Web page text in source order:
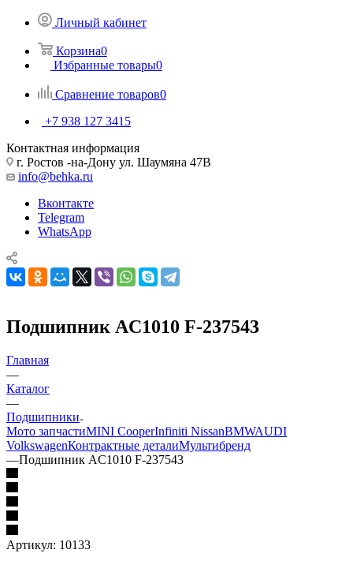
Личный кабинет
Корзина0
Избранные товары0
Сравнение товаров0
+7 938 127 3415
Контактная информация
г. Ростов -на-Дону ул. Шаумяна 47В
info@behka.ru
Вконтакте
Telegram
WhatsApp
Подшипник AC1010 F-237543
Главная
—
Каталог
—
Подшипники
Мото запчастиMINI CooperInfiniti NissanBMWAUDI
VolkswagenКонтрактные деталиМультибренд
—Подшипник AC1010 F-237543
Артикул: 10133